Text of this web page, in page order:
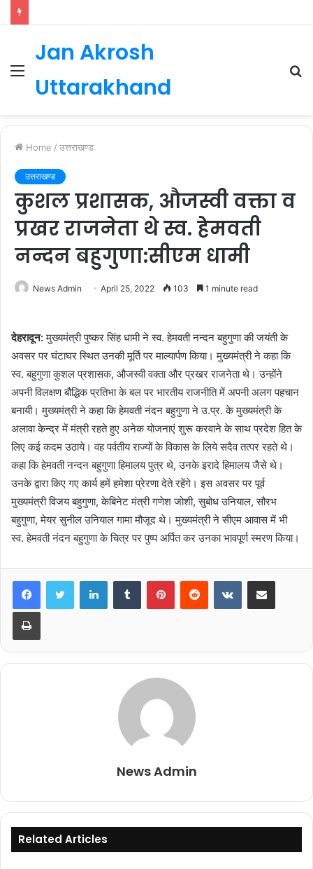
Menu
Jan Akrosh
Uttarakhand
Home / उत्तराखण्ड
उत्तराखण्ड
कुशल प्रशासक, औजस्वी वक्ता व
प्रखर राजनेता थे स्व. हेमवती
नन्दन बहुगुणा:सीएम धामी
News Admin April 25, 2022 103 1 minute read
देहरादून:मुख्यमंत्री पुष्कर सिंह धामी ने स्व. हेमवती नन्दन बहुगुणा की जयंती के
अवसर पर घंटाघर स्थित उनकी मूर्ति पर माल्यार्पण किया। मुख्यमंत्री ने कहा कि
स्व. बहुगुणा कुशल प्रशासक, औजस्वी वक्ता और प्रखर राजनेता थे। उन्होंने
अपनी विलक्षण बौद्धिक प्रतिभा के बल पर भारतीय राजनीति में अपनी अलग पहचान
बनायी। मुख्यमंत्री ने कहा कि हेमवती नंदन बहुगुणा ने उ.प्र. के मुख्यमंत्री के
अलावा केन्द्र में मंत्री रहते हुए अनेक योजनाएं शुरू करवाने के साथ प्रदेश हित के
लिए कई कदम उठाये। वह पर्वतीय राज्यों के विकास के लिये सदैव तत्पर रहते थे।
कहा कि हेमवती नन्दन बहुगुणा हिमालय पुत्र थे, उनके इरादे हिमालय जैसे थे।
उनके द्वारा किए गए कार्य हमें हमेशा प्रेरणा देते रहेंगे। इस अवसर पर पूर्व
मुख्यमंत्री विजय बहुगुणा, केबिनेट मंत्री गणेश जोशी, सुबोध उनियाल, सौरभ
बहुगुणा, मेयर सुनील उनियाल गामा मौजूद थे। मुख्यमंत्री ने सीएम आवास में भी
स्व. हेमवती नंदन बहुगुणा के चित्र पर पुष्प अर्पित कर उनका भावपूर्ण स्मरण किया।
LinkedInTumblr PinterestReddit VKontakteShare via Email
Print
News Admin
Related Articles